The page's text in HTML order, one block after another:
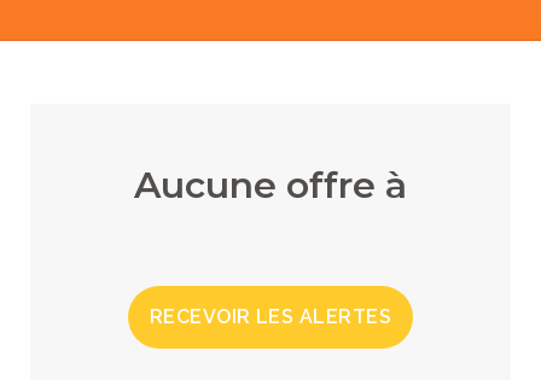
Aucune offre à
RECEVOIR LES ALERTES